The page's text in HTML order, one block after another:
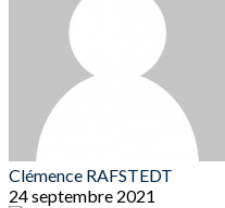
Clémence RAFSTEDT
24 septembre 2021